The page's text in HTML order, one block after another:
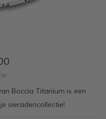
Boccia Titanium is een
sieradencollectie!